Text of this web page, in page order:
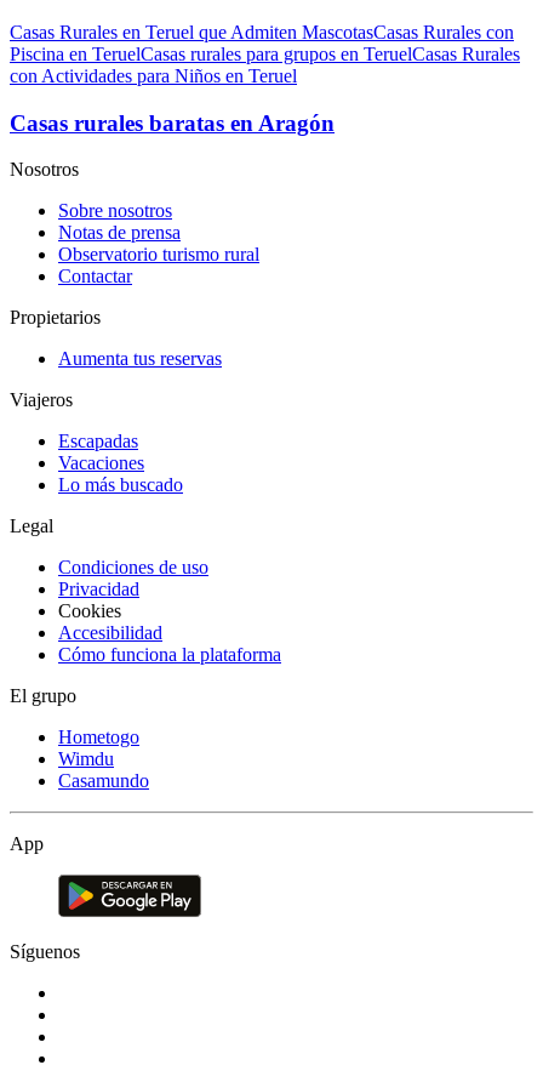
Casas Rurales en Teruel que Admiten MascotasCasas Rurales con
Piscina en TeruelCasas rurales para grupos en TeruelCasas Rurales
con Actividades para Niños en Teruel
Casas rurales baratas en Aragón
Nosotros
Sobre nosotros
Notas de prensa
Observatorio turismo rural
Contactar
Propietarios
Aumenta tus reservas
Viajeros
Escapadas
Vacaciones
Lo más buscado
Legal
Condiciones de uso
Privacidad
Cookies
Accesibilidad
Cómo funciona la plataforma
El grupo
Hometogo
Wimdu
Casamundo
App
Síguenos